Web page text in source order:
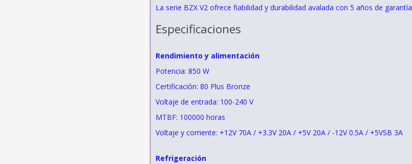
La serie BZX V2 ofrece fiabilidad y durabilidad avalada con 5 años de
Especificaciones
Rendimiento y alimentación
Potencia: 850 W
Certificación: 80 Plus Bronze
Voltaje de entrada: 100-240 V
MTBF: 100000 horas
Voltaje y corriente: +12V 70A / +3.3V 20A / +5V 20A / -12V 0.5A / +5VSB 3A
Refrigeración